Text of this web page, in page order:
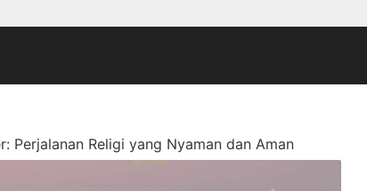
Perjalanan Religi yang Nyaman dan Aman